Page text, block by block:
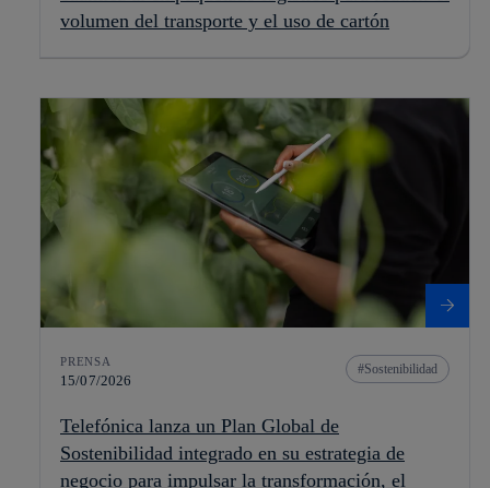
volumen del transporte y el uso de cartón
PRENSA
15/07/2026
Sostenibilidad
Telefónica lanza un Plan Global de
Sostenibilidad integrado en su estrategia de
negocio para impulsar la transformación, el